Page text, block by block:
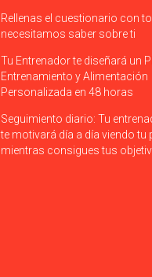
Rellenas el cuestionario con
necesitamos saber sobre ti
Tu Entrenador te diseñará un
Entrenamiento y Alimentación
Personalizada en 48 horas
Seguimiento diario: Tu
te motivará día a día viendo tu
mientras consigues tus